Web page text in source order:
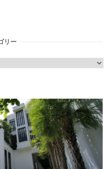
リー